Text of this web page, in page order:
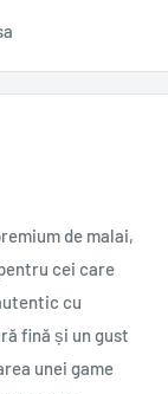
de malai,
cei care
cu
fină și un gust
unei game